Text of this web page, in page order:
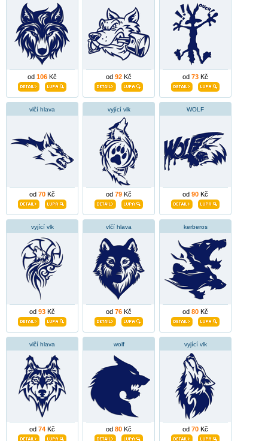
od 106 Kč od 92 Kč od 73 Kč
vlčí hlava
od 70 Kč
vyjící vlk
od 79 Kč
WOLF
od 90 Kč
vyjící vlk
od 93 Kč
vlčí hlava
od 76 Kč
kerberos
od 80 Kč
vlčí hlava
od 74 Kč
wolf
od 80 Kč
vyjící vlk
od 70 Kč